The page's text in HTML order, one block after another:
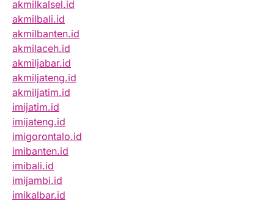
akmilkalsel.id
akmilbali.id
akmilbanten.id
akmilaceh.id
akmiljabar.id
akmiljateng.id
akmiljatim.id
imijatim.id
imijateng.id
imigorontalo.id
imibanten.id
imibali.id
imijambi.id
imikalbar.id